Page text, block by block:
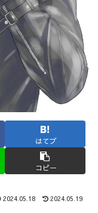
はてブ
コピー
2024.05.18 2024.05.19